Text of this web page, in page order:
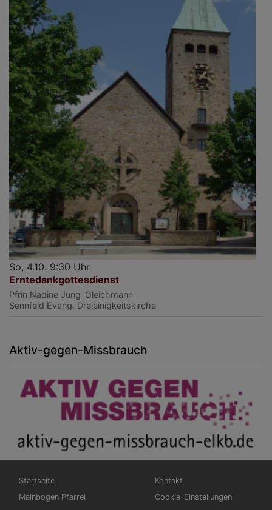
So, 4.10. 9:30 Uhr
Erntedankgottesdienst
Pfrin Nadine Jung-Gleichmann
Sennfeld Evang. Dreieinigkeitskirche
Aktiv-gegen-Missbrauch
Hauptnavigation
Startseite
Mainbogen Pfarrei
Fußbereichsmenü
Kontakt
Cookie-Einstellungen